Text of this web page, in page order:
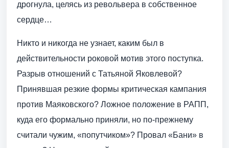
дрогнула, целясь из револьвера в собственное
сердце…
Никто и никогда не узнает, каким был в
действительности роковой мотив этого поступка.
Разрыв отношений с Татьяной Яковлевой?
Принявшая резкие формы критическая кампания
против Маяковского? Ложное положение в РАПП,
куда его формально приняли, но по-прежнему
считали чужим, «попутчиком»? Провал «Бани» в